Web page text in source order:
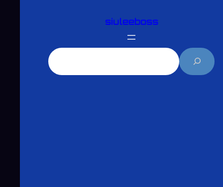
siuleeboss